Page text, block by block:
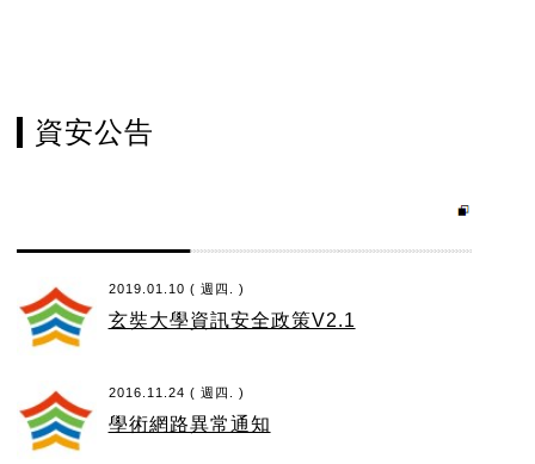
資安公告
2019.01.10 ( 週四. )
玄奘大學資訊安全政策V2.1
2016.11.24 ( 週四. )
學術網路異常通知